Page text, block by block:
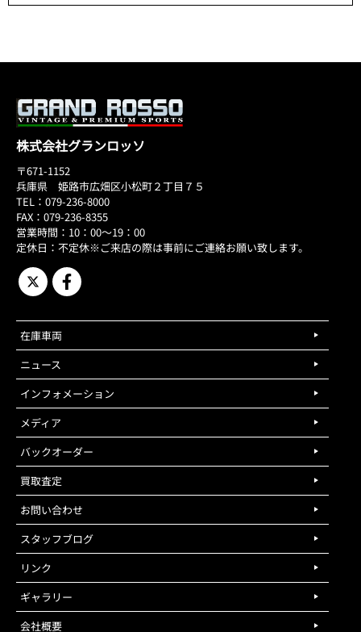
株式会社グランロッソ
〒671-1152
兵庫県 姫路市広畑区小松町２丁目７５
TEL：079-236-8000
FAX：079-236-8355
営業時間：10：00～19：00
定休日：不定休※ご来店の際は事前にご連絡お願い致します。
在庫車両
ニュース
インフォメーション
メディア
バックオーダー
買取査定
お問い合わせ
スタッフブログ
リンク
ギャラリー
会社概要